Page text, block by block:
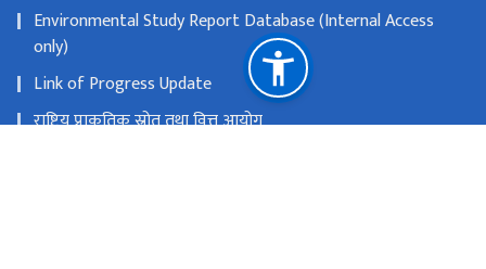
Environmental Study Report Database (Internal Access
only)
Link of Progress Update
राष्ट्रिय प्राकृतिक स्रोत तथा वित्त आयोग